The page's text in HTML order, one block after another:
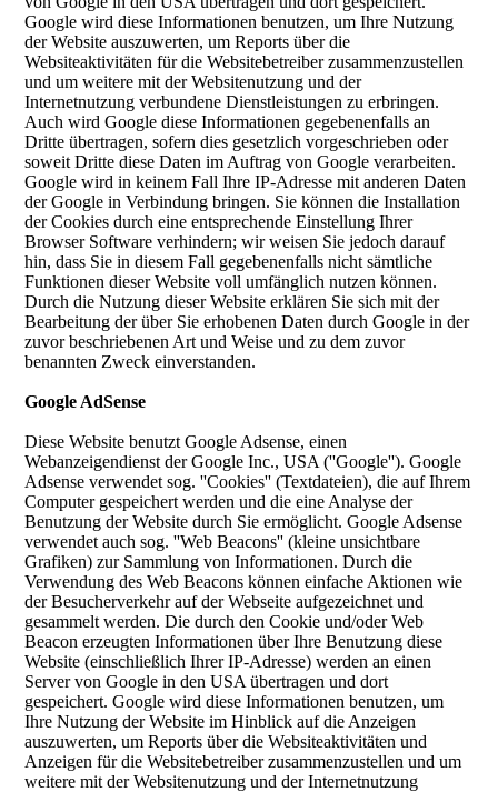
Google wird diese Informationen benutzen, um Ihre Nutzung
der Website auszuwerten, um Reports über die
Websiteaktivitäten für die Websitebetreiber zusammenzustellen
und um weitere mit der Websitenutzung und der
Internetnutzung verbundene Dienstleistungen zu erbringen.
Auch wird Google diese Informationen gegebenenfalls an
Dritte übertragen, sofern dies gesetzlich vorgeschrieben oder
soweit Dritte diese Daten im Auftrag von Google verarbeiten.
Google wird in keinem Fall Ihre IP-Adresse mit anderen Daten
der Google in Verbindung bringen. Sie können die Installation
der Cookies durch eine entsprechende Einstellung Ihrer
Browser Software verhindern; wir weisen Sie jedoch darauf
hin, dass Sie in diesem Fall gegebenenfalls nicht sämtliche
Funktionen dieser Website voll umfänglich nutzen können.
Durch die Nutzung dieser Website erklären Sie sich mit der
Bearbeitung der über Sie erhobenen Daten durch Google in der
zuvor beschriebenen Art und Weise und zu dem zuvor
benannten Zweck einverstanden.
Google AdSense
Diese Website benutzt Google Adsense, einen
Webanzeigendienst der Google Inc., USA (''Google''). Google
Adsense verwendet sog. ''Cookies'' (Textdateien), die auf Ihrem
Computer gespeichert werden und die eine Analyse der
Benutzung der Website durch Sie ermöglicht. Google Adsense
verwendet auch sog. ''Web Beacons'' (kleine unsichtbare
Grafiken) zur Sammlung von Informationen. Durch die
Verwendung des Web Beacons können einfache Aktionen wie
der Besucherverkehr auf der Webseite aufgezeichnet und
gesammelt werden. Die durch den Cookie und/oder Web
Beacon erzeugten Informationen über Ihre Benutzung diese
Website (einschließlich Ihrer IP-Adresse) werden an einen
Server von Google in den USA übertragen und dort
gespeichert. Google wird diese Informationen benutzen, um
Ihre Nutzung der Website im Hinblick auf die Anzeigen
auszuwerten, um Reports über die Websiteaktivitäten und
Anzeigen für die Websitebetreiber zusammenzustellen und um
weitere mit der Websitenutzung und der Internetnutzung